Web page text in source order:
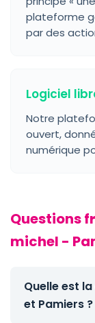
plateforme
par des
Logiciel
Notre
ouvert,
numérique
Questions
michel -
Quelle est
et Pamiers ?